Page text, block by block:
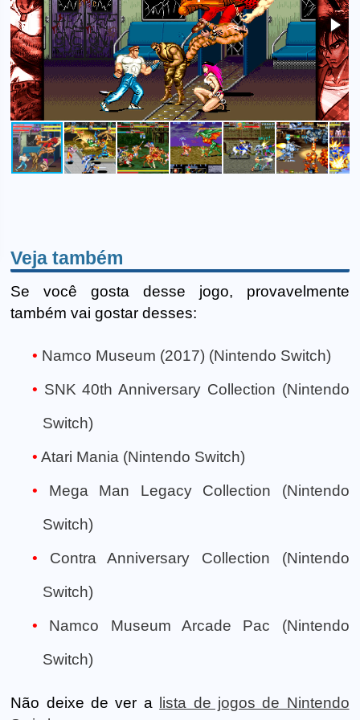
Veja também
Se você gosta desse jogo, provavelmente
também vai gostar desses:
Namco Museum (2017) (Nintendo Switch)
SNK 40th Anniversary Collection (Nintendo
Switch)
Atari Mania (Nintendo Switch)
Mega Man Legacy Collection (Nintendo
Switch)
Contra Anniversary Collection (Nintendo
Switch)
Namco Museum Arcade Pac (Nintendo
Switch)
Não deixe de ver a
lista de jogos de Nintendo